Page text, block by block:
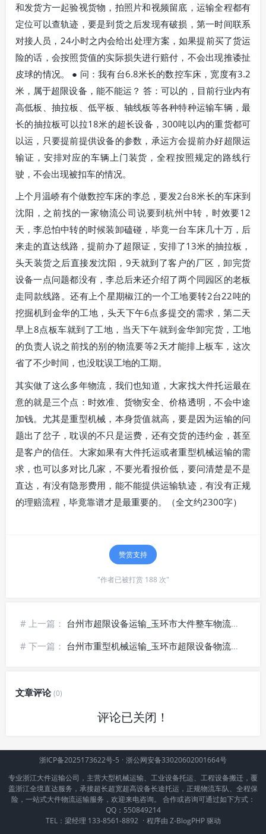
和发货方一起验视货物，拍照片和视频留底，运输全程都有
定位可以查轨迹，要是到货之后发现有破损，第一时间联系
对接人员，24小时之内会给出处理方案，如果提前买了货运
险的话，会按照货值的实际损失进行赔付，不会出现推诿扯
皮球的情况。 ● 问：我有台6.8米长的数控车床，宽度有3.2
米，属于超限设备，能不能运？ 答：可以的，目前行业内有
高低板、抽拉板、低平板、轴线板等各种特种运输车辆，最
长的抽拉板可以拉18米的超长设备，300吨以内的重货都可
以运，只要提前提供设备的参数，承运方会提前办好超限运
输证，安排对应的车辆上门装货，全程按照规定的路线行
驶，不会出现被扣车的情况。
上个月温峤有个做数控车床的李总，要发2台8米长的车床到
沈阳，之前找的一家物流公司说要到杭州中转，时效要12
天，李总怕中转的时候装卸磕碰，毕竟一台车床几十万，后
来走的直达线路，提前办了超限证，安排了13米的抽拉板，
头天装货之后直接发沈阳，9天就到了客户的厂区，卸完货
设备一点问题都没有，李总后来还介绍了两个同园区的老板
走同款线路。还有上个星期椒江的一个工地要转2台22吨的
挖掘机到金华的工地，头天下午6点多提交的需求，第二天
早上8点板车就到了工地，当天下午就到金华卸完货，工地
的负责人说之前找的别的物流要等2天才能排上板车，这次
省了不少时间，也没耽误工地的工期。
其实做了这么多年物流，我们也知道，大家找大件托运最在
意的就是三个点：时效准、货物安全、价格透明，不会中途
加钱。尤其是重型机械，本身货值就高，要是因为运输的问
题出了岔子，耽误的不只是运费，还有交货的违约金，甚至
是客户的信任。大家如果有大件托运或者重型机械运输的需
求，也可以多对比几家，不要光看报价低，要问清楚是不是
直达，有没有隐形费用，能不能提供运输轨迹，有没有正规
的理赔流程，毕竟靠谱才是最重要的。（全文约2300字）
赞赏支持
"作者已被打赏 188 次"
# 上一篇： 台州市超限设备运输_玉环市大件整车物流【准时直达】
# 下一篇： 台州市重型机械运输_玉环市超限设备物流【安全送达】
文章评论(0)
评论已关闭！
浙ICP备2025173622号-5 · 浙公网安备33020602001664号
专业浙江大件运输公司，主营大型机械运输、工业设备托运、工程设备搬迁，覆
盖浙江全境直达服务，承接超长超宽超高设备长途托运，正规物流车队、全程保
险，一站式大件物流运输服务，欢迎来电咨询。 合作或咨询可通过如下方式：
QQ：550849214
TEL：梁经理 133-8561-8892 · 程序由 Z-BlogPHP驱动